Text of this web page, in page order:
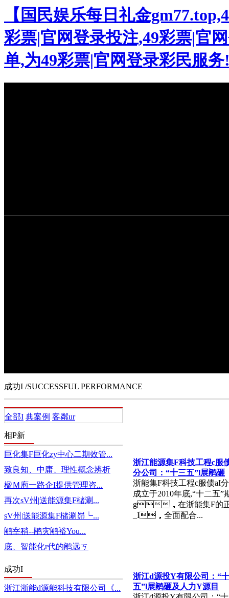
【国民娱乐每日礼金
彩票|官网登录投注,49彩票|官
单,为49彩票|官网登录彩民服务!
成功I /SUCCESSFUL PERFORMANCE
全部I 典案例 客粼ur
相P新
巨化集F巨化zy中心二期效管...
致良知、中庸、理性概念辨析
楹Ｍ庖一路企I提供管理咨...
再次sV州|送能源集F槠涮...
sV州|送能源集F槠涮峁┕...
鹇宰稍--鹇灾鹇裕You...
底、智能化r代的鹇远ㄎ
成功I
浙江浙能d源能科技有限公司《...
浙江能源集F科技工程c服
分公司：“十三五”l展鹇砸
浙能集F科技工程c服债aI
成立于2010年底,“十二五”
g，在浙能集F的
_I，全面配合...
浙江d源投Y有限公司：“
五”l展鹇砸及人力Y源目